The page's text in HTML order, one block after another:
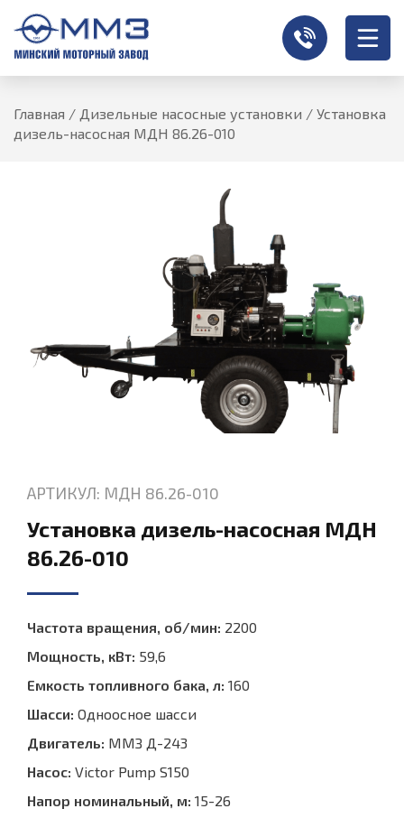
Главная / Дизельные насосные установки / Установка
дизель-насосная МДН 86.26-010
АРТИКУЛ: МДН 86.26-010
Установка дизель-насосная МДН
86.26-010
Частота вращения, об/мин: 2200
Мощность, кВт: 59,6
Емкость топливного бака, л: 160
Шасси: Одноосное шасси
Двигатель: ММЗ Д-243
Насос: Victor Pump S150
Напор номинальный, м: 15-26